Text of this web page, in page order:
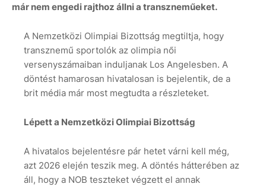
már nem engedi rajthoz állni a transzneműeket.
A Nemzetközi Olimpiai Bizottság megtiltja, hogy
transznemű sportolók az olimpia női
versenyszámaiban induljanak Los Angelesben. A
döntést hamarosan hivatalosan is bejelentik, de a
brit média már most megtudta a részleteket.
Lépett a Nemzetközi Olimpiai Bizottság
A hivatalos bejelentésre pár hetet várni kell még,
azt 2026 elején teszik meg. A döntés hátterében az
áll, hogy a NOB teszteket végzett el annak